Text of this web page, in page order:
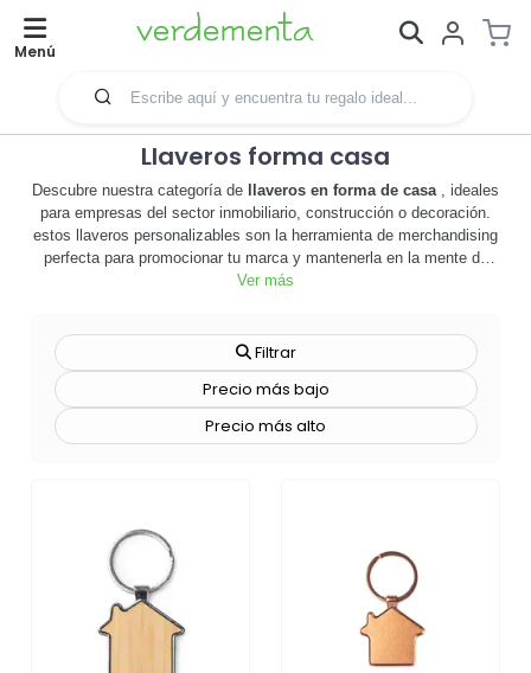
Menú
Llaveros forma casa
Descubre nuestra categoría de llaveros en forma de casa , ideales
para empresas del sector inmobiliario, construcción o decoración.
estos llaveros personalizables son la herramienta de merchandising
perfecta para promocionar tu marca y mantenerla en la mente de
tus clientes. 🏠 cada llavero es más que un simple accesorio, es
toque de originalidad y creatividad, diferenciándote de la
competencia. personalízalos con el logo de tu empresa, un mensaje
inspirador o cualquier diseño que refleje tu identidad de marca. los
llaveros en forma de casa son duraderos, prácticos y atractivos,
convirtiéndose en un regalo promocional que tus clientes apreciarán
Ver más
Filtrar
Precio más bajo
Precio más alto